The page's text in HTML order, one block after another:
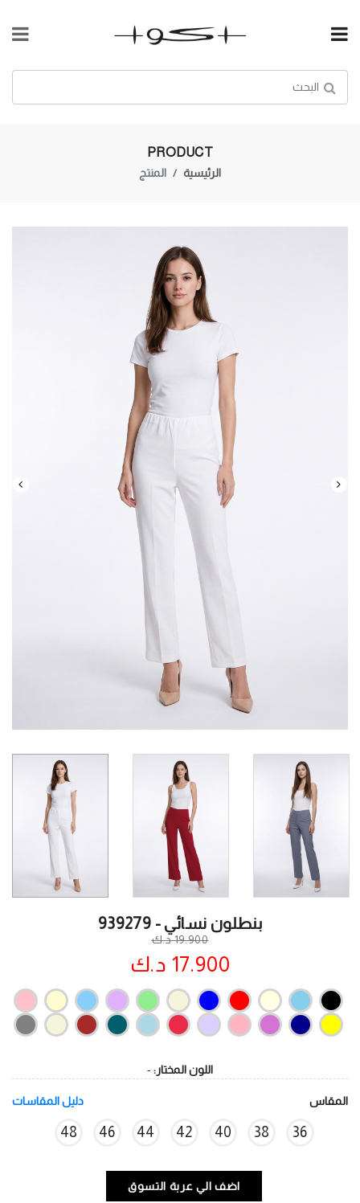
PRODUCT
الرئيسية المنتج
بنطلون نسائي - 939279
19.900 د.ك
17.900 د.ك
اللون المختار: -
المقاس دليل المقاسات
36
38
40
42
44
46
48
اضف الي عربة التسوق